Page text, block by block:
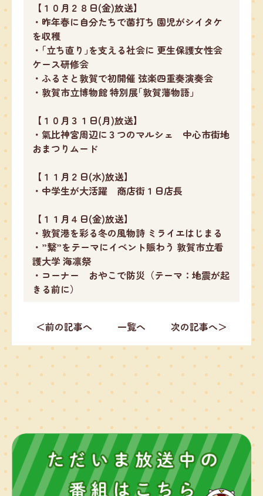
【１０月２８日(金)放送】
・昨年春に自分たちで菌打ち 園児がシイタケ
を収穫
・｢立ち直り｣を支える社会に 更生保護女性会
ケース研修会
・ふるさと敦賀で初開催 弦楽四重奏演奏会
・敦賀市立博物館 特別展｢敦賀藩物語｣
【１０月３１日(月)放送】
・氣比神宮周辺に３つのマルシェ 中心市街地
おまつりムード
【１１月２日(水)放送】
・中学生が大活躍 商店街１日店長
【１１月４日(金)放送】
・敦賀港を彩る冬の風物詩 ミライエはじまる
・”繋”をテーマにイベント賑わう 敦賀市立看
護大学 海凛祭
・コーナー おやこで防災（テーマ：地震が起
きる前に）
＜前の記事へ 一覧へ 次の記事へ＞